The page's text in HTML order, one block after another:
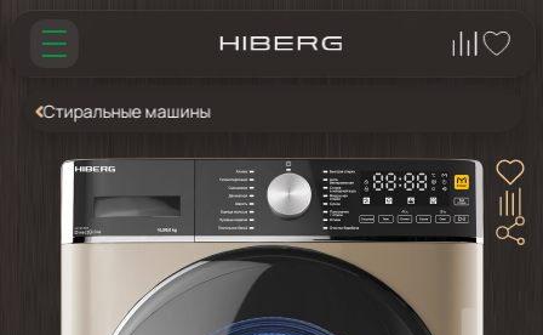
Стиральные машины